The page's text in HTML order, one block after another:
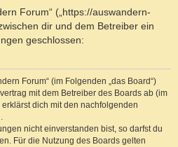
Forum“ („https://auswandern-
dir und dem Betreiber ein
geschlossen:
Forum“ (im Folgenden „das Board“)
mit dem Betreiber des Boards ab (im
erklärst dich mit den nachfolgenden
nicht einverstanden bist, so darfst du
Für die Nutzung des Boards gelten